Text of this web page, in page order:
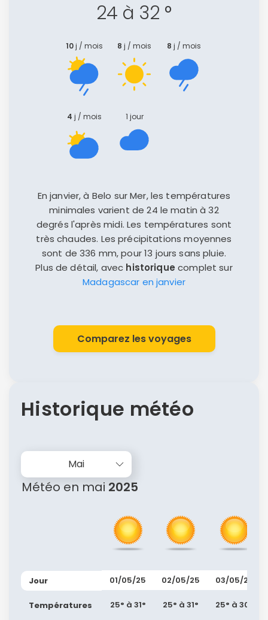
24 à 32 °
10j / mois 8 j / mois 8 j / mois
4 j / mois 1 jour
En janvier, à Belo sur Mer, les températures
minimales varient de 24 le matin à 32
degrés l'après midi. Les températures sont
très chaudes. Les précipitations moyennes
sont de 336 mm, pour 13 jours sans pluie.
Plus de détail, avec historique complet sur
Madagascar en janvier
Comparez les voyages
Historique météo
Mai
Météo en mai 2025
Jour
Températures
01/05/25
25° à 31°
02/05/25
25° à 31°
03/05/25
25° à 30°